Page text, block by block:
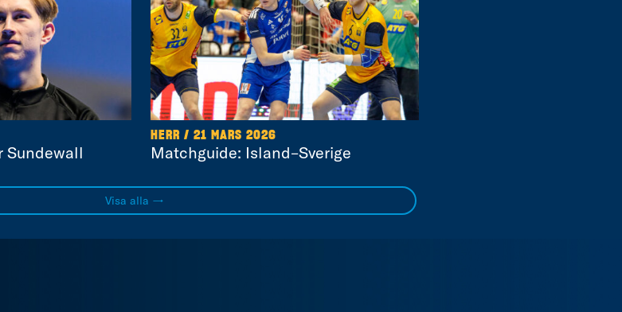
Sundewall
HERR / 21 MARS 2026
Matchguide: Island–Sverige
Visa alla →